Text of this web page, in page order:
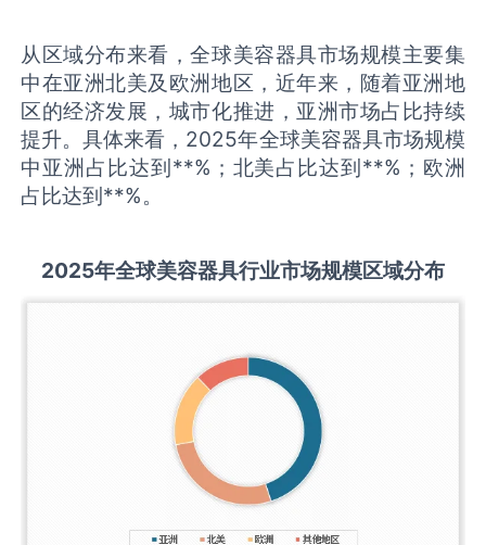
从区域分布来看，全球美容器具市场规模主要集
中在亚洲北美及欧洲地区，近年来，随着亚洲地
区的经济发展，城市化推进，亚洲市场占比持续
提升。具体来看，2025年全球美容器具市场规模
中亚洲占比达到**%；北美占比达到**%；欧洲
占比达到**%。
2025年全球美容器具行业市场规模区域分布